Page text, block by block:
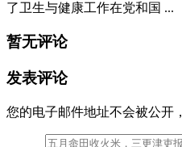
了卫生与健康工作在党和国 ...
暂无评论
发表评论
您的电子邮件地址不会被公开，